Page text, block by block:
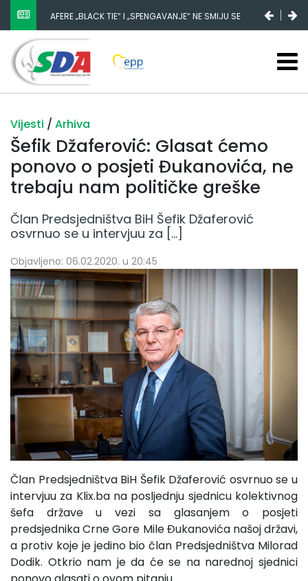
NESTANAK 780.000 EURA IZ IGMANA NE MOŽE BITI
SLUČAJNI PREVID, ODGOVORNOST MORAJU SNOSITI
VLADA FBIH I NJENI KADROVI
Vijesti / Arhiva
Šefik Džaferović: Glasat ćemo
ponovo o posjeti Đukanovića, ne
trebaju nam političke greške
Član Predsjedništva BiH Šefik Džaferović
osvrnuo se u intervjuu za […]
Objavljeno: 06.02.2020. u 20:45
Član Predsjedništva BiH Šefik Džaferović osvrnuo se u
intervjuu za Klix.ba na posljednju sjednicu kolektivnog
šefa države u vezi sa glasanjem o posjeti
predsjednika Crne Gore Mile Đukanovića našoj državi,
a protiv koje je jedino bio član Predsjedništva Milorad
Dodik. Otkrio nam je da će se na narednoj sjednici